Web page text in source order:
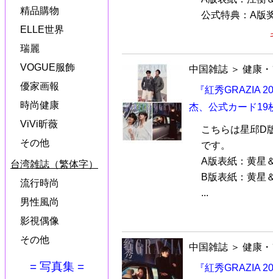
精品購物
ELLE世界
瑞麗
VOGUE服飾
優家画報
時尚健康
ViVi昕薇
その他
台湾雑誌（繁体字）
流行時尚
男性風尚
影視偶像
その他
= 写真集 =
公式特典：A版
中国雑誌 ＞ 健康
『紅秀GRAZIA
杰、公式カード19
こちらは星邱D
です。
A版表紙：黄星
B版表紙：黄星
...
中国雑誌 ＞ 健康
『紅秀GRAZIA